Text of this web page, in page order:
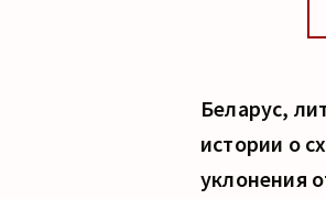
Беларус,
истории о
уклонения